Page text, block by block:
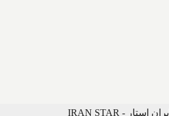
IRAN STAR - ایران استار